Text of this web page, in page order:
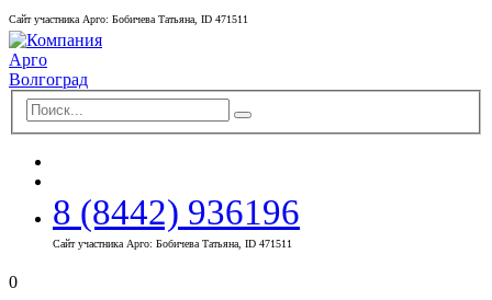
Сайт участника Арго: Бобичева Татьяна, ID 471511
8 (8442) 936196
Сайт участника Арго: Бобичева Татьяна, ID 471511
0